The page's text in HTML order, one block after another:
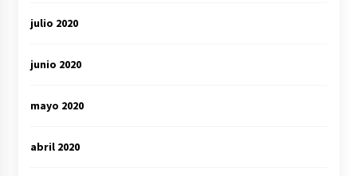
julio 2020
junio 2020
mayo 2020
abril 2020